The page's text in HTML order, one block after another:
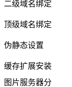
二级域名绑定
顶级域名绑定
伪静态设置
缓存扩展安装
图片服务器分